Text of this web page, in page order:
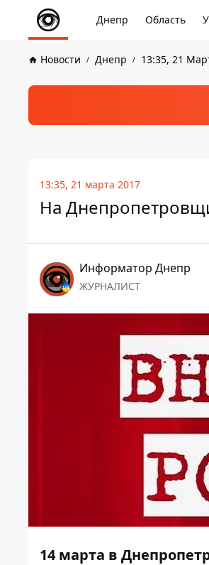
Днепр Область
Новости Днепр 13:35, 21
13:35, 21 марта 2017
На
Информатор Днепр
ЖУРНАЛИСТ
14 марта в